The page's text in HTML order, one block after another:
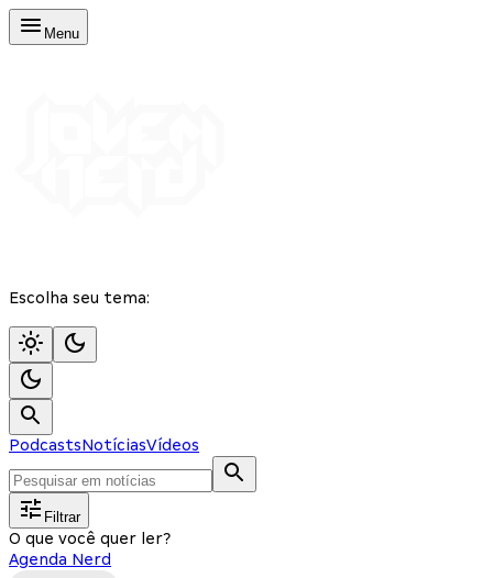
Menu
Escolha seu tema:
PodcastsNotíciasVídeos
Filtrar
O que você quer ler?
Agenda Nerd